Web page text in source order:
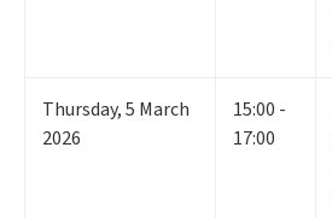
Thursday,5 March
2026
15:00 -
17:00